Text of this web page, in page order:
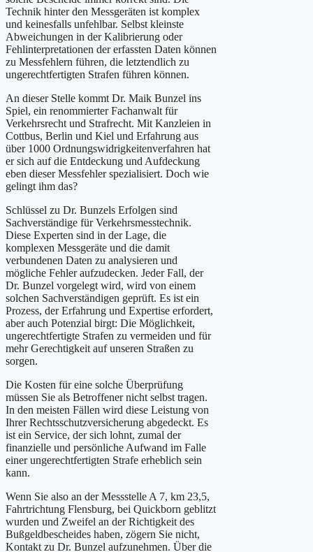
Technik hinter den Messgeräten ist komplex
und keinesfalls unfehlbar. Selbst kleinste
Abweichungen in der Kalibrierung oder
Fehlinterpretationen der erfassten Daten können
zu Messfehlern führen, die letztendlich zu
ungerechtfertigten Strafen führen können.
An dieser Stelle kommt Dr. Maik Bunzel ins
Spiel, ein renommierter Fachanwalt für
Verkehrsrecht und Strafrecht. Mit Kanzleien in
Cottbus, Berlin und Kiel und Erfahrung aus
über 1000 Ordnungswidrigkeitenverfahren hat
er sich auf die Entdeckung und Aufdeckung
eben dieser Messfehler spezialisiert. Doch wie
gelingt ihm das?
Schlüssel zu Dr. Bunzels Erfolgen sind
Sachverständige für Verkehrsmesstechnik.
Diese Experten sind in der Lage, die
komplexen Messgeräte und die damit
verbundenen Daten zu analysieren und
mögliche Fehler aufzudecken. Jeder Fall, der
Dr. Bunzel vorgelegt wird, wird von einem
solchen Sachverständigen geprüft. Es ist ein
Prozess, der Erfahrung und Expertise erfordert,
aber auch Potenzial birgt: Die Möglichkeit,
ungerechtfertigte Strafen zu vermeiden und für
mehr Gerechtigkeit auf unseren Straßen zu
sorgen.
Die Kosten für eine solche Überprüfung
müssen Sie als Betroffener nicht selbst tragen.
In den meisten Fällen wird diese Leistung von
Ihrer Rechtsschutzversicherung abgedeckt. Es
ist ein Service, der sich lohnt, zumal der
finanzielle und persönliche Aufwand im Falle
einer ungerechtfertigten Strafe erheblich sein
kann.
Wenn Sie also an der Messstelle A 7, km 23,5,
Fahrtrichtung Flensburg, bei Quickborn geblitzt
wurden und Zweifel an der Richtigkeit des
Bußgeldbescheides haben, zögern Sie nicht,
Kontakt zu Dr. Bunzel aufzunehmen. Über die